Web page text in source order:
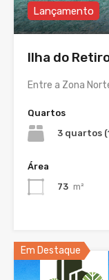
Lançamento
Ilha do
Entre a Zona
Quartos
3 quartos
Área
73 m²
Em Destaque